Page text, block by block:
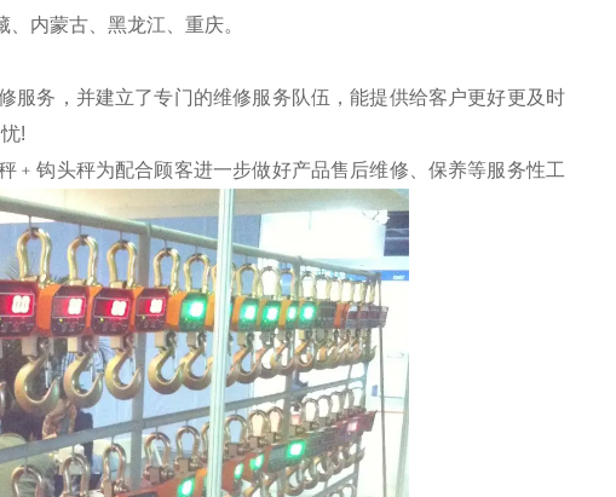
内蒙古、黑龙江、重庆。
服务，并建立了专门的维修服务队伍，能提供给客户更好更及时
!
﹢钩头秤为配合顾客进一步做好产品售后维修、保养等服务性工